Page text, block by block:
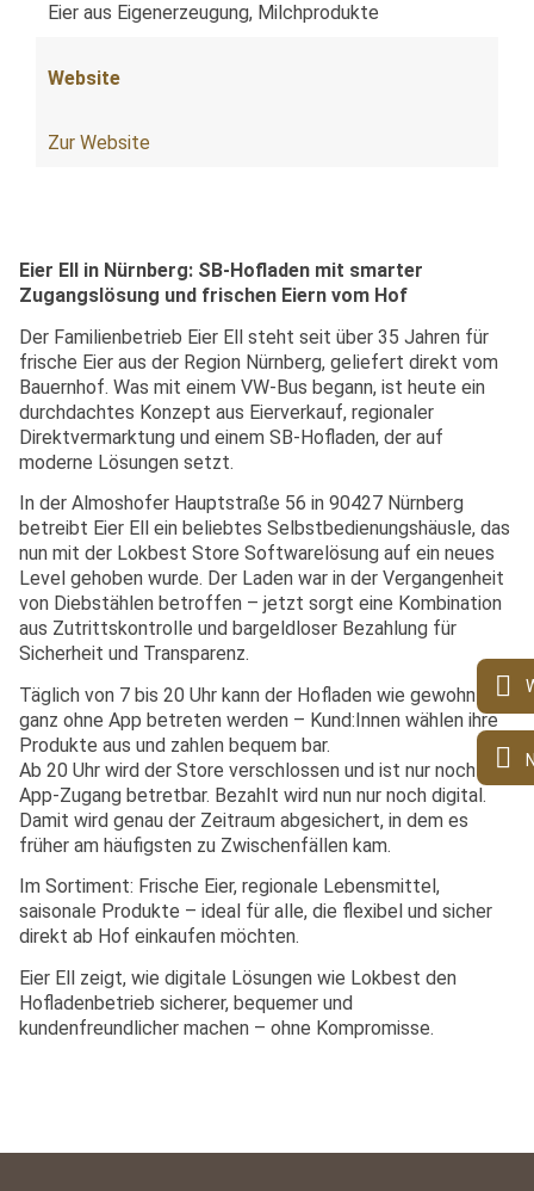
Eier aus Eigenerzeugung, Milchprodukte
Website
Zur Website
Eier Ell in Nürnberg: SB-Hofladen mit smarter
Zugangslösung und frischen Eiern vom Hof
Der Familienbetrieb Eier Ell steht seit über 35 Jahren für
frische Eier aus der Region Nürnberg, geliefert direkt vom
Bauernhof. Was mit einem VW-Bus begann, ist heute ein
durchdachtes Konzept aus Eierverkauf, regionaler
Direktvermarktung und einem SB-Hofladen, der auf
moderne Lösungen setzt.
In der Almoshofer Hauptstraße 56 in 90427 Nürnberg
betreibt Eier Ell ein beliebtes Selbstbedienungshäusle, das
nun mit der Lokbest Store Softwarelösung auf ein neues
Level gehoben wurde. Der Laden war in der Vergangenheit
von Diebstählen betroffen – jetzt sorgt eine Kombination
aus Zutrittskontrolle und bargeldloser Bezahlung für
Sicherheit und Transparenz.
Täglich von 7 bis 20 Uhr kann der Hofladen wie gewohnt
ganz ohne App betreten werden – Kund:Innen wählen ihre
Produkte aus und zahlen bequem bar.
Ab 20 Uhr wird der Store verschlossen und ist nur noch per
App-Zugang betretbar. Bezahlt wird nun nur noch digital.
Damit wird genau der Zeitraum abgesichert, in dem es
früher am häufigsten zu Zwischenfällen kam.
Im Sortiment: Frische Eier, regionale Lebensmittel,
saisonale Produkte – ideal für alle, die flexibel und sicher
direkt ab Hof einkaufen möchten.
Eier Ell zeigt, wie digitale Lösungen wie Lokbest den
Hofladenbetrieb sicherer, bequemer und
kundenfreundlicher machen – ohne Kompromisse.